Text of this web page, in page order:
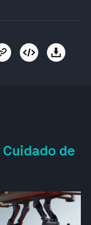
Cuidado de